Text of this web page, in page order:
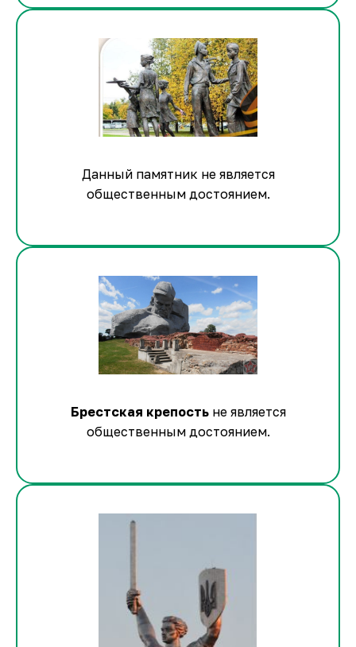
Данный памятник не является
общественным достоянием.
Брестская крепость не является
общественным достоянием.